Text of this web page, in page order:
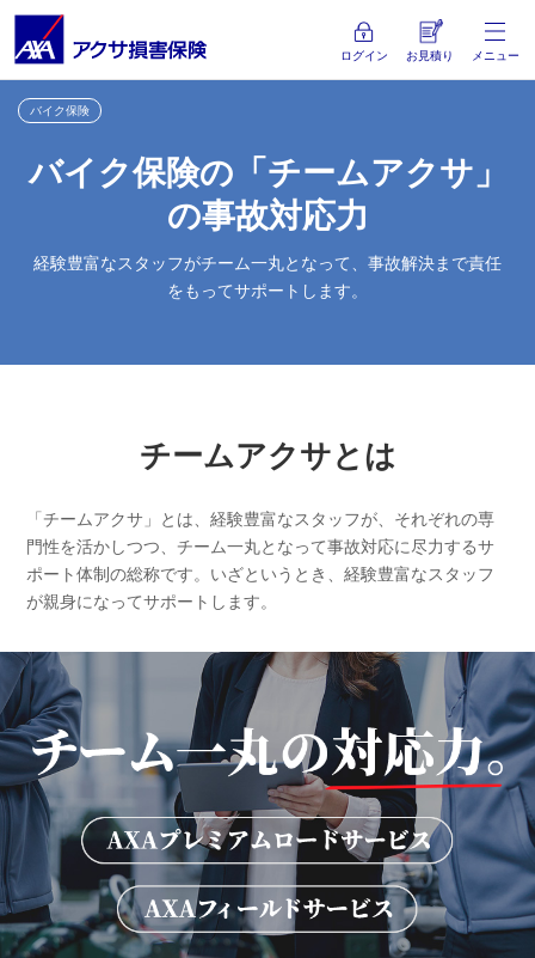
ログイン お見積り メニュー
バイク保険
バイク保険の「チームアクサ」
の事故対応力
経験豊富なスタッフがチーム一丸となって、事故解決まで責任
をもってサポートします。
チームアクサとは
「チームアクサ」とは、経験豊富なスタッフが、それぞれの専
門性を活かしつつ、 チーム一丸となって事故対応に尽力するサ
ポート体制の総称です。 いざというとき、経験豊富なスタッフ
が親身になってサポートします。